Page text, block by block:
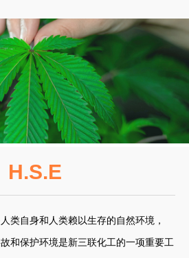
H.S.E
自身和人类赖以生存的自然环境，
和保护环境是新三联化工的一项重要工